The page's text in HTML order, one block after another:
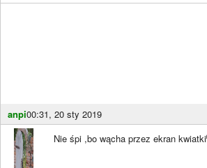
anpi00:31, 20 sty 2019
Nie śpi ,bo wącha przez ekran kwiatki